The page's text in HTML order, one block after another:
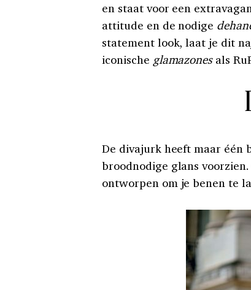
en staat voor een
attitude en de nodige
statement look, laat je dit
iconische glamazonesals
De divajurk heeft maar één
broodnodige glans
ontworpen om je benen te